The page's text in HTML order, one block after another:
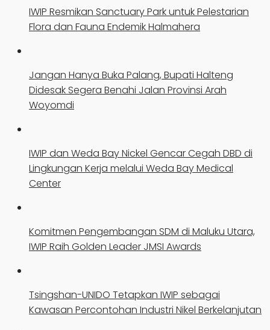
IWIP Resmikan Sanctuary Park untuk Pelestarian
Flora dan Fauna Endemik Halmahera
Jangan Hanya Buka Palang, Bupati Halteng
Didesak Segera Benahi Jalan Provinsi Arah
Woyomdi
IWIP dan Weda Bay Nickel Gencar Cegah DBD di
Lingkungan Kerja melalui Weda Bay Medical
Center
Komitmen Pengembangan SDM di Maluku Utara,
IWIP Raih Golden Leader JMSI Awards
Tsingshan-UNIDO Tetapkan IWIP sebagai
Kawasan Percontohan Industri Nikel Berkelanjutan